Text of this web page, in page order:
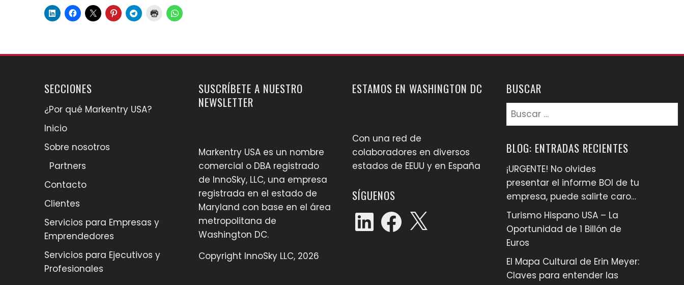
SECCIONES
¿Por qué Markentry USA?
Inicio
Sobre nosotros
Partners
Contacto
Clientes
Servicios para Empresas y
Emprendedores
Servicios para Ejecutivos y
Profesionales
SUSCRÍBETE A NUESTRO
NEWSLETTER
Markentry USA es un nombre
comercial o DBA registrado
de InnoSky, LLC, una empresa
registrada en el estado de
Maryland con base en el área
metropolitana de
Washington DC.
Copyright InnoSky LLC, 2026
ESTAMOS EN WASHINGTON DC
Con una red de
colaboradores en diversos
estados de EEUU y en España
SÍGUENOS
LinkedInFacebook
X
BUSCAR
Buscar:
BLOG: ENTRADAS RECIENTES
¡URGENTE! No olvides
presentar el informe BOI de tu
empresa, puede salirte caro…
Turismo Hispano USA – La
Oportunidad de 1 Billón de
Euros
El Mapa Cultural de Erin Meyer:
Claves para entender las